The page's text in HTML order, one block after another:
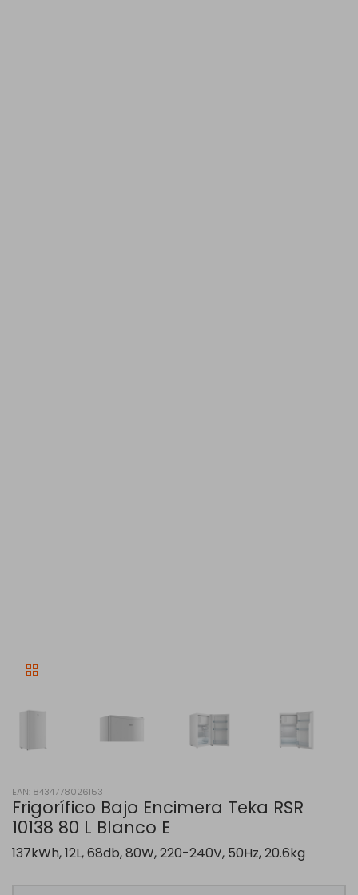
EAN: 8434778026153
Frigorífico Bajo Encimera Teka RSR
10138 80 L Blanco E
137kWh, 12L, 68db, 80W, 220-240V, 50Hz, 20.6kg